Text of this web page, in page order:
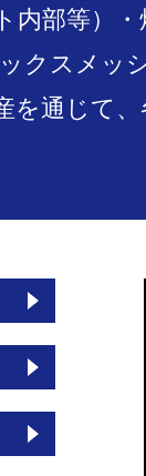
部等）
クスメ
通じて